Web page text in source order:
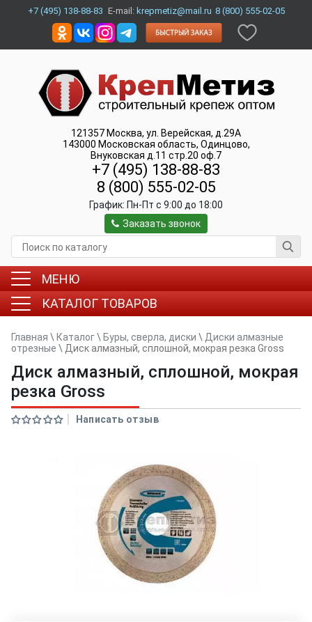
+7 (495) 138-88-83 E-mail: krepmetiz@mail.ru 8 (800) 555-02-05
121357 Москва, ул. Верейская, д.29А
143000 Московская область, Одинцово,
Внуковская д.11 стр.20 оф.7
+7 (495) 138-88-83
8 (800) 555-02-05
График: Пн-Пт c 9:00 до 18:00
Заказать звонок
МЕНЮ
КАТАЛОГ ТОВАРОВ
Главная \ Каталог\ Буры, сверла, диски \ Диски алмазные
отрезные \ Диск алмазный, сплошной, мокрая резка Gross
Диск алмазный, сплошной, мокрая
резка Gross
Написать отзыв